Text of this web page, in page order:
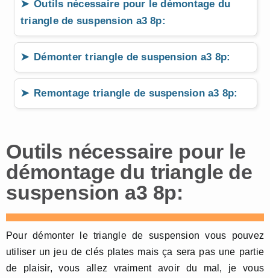
Outils nécessaire pour le démontage du
triangle de suspension a3 8p:
Démonter triangle de suspension a3 8p:
Remontage triangle de suspension a3 8p:
Outils nécessaire pour le
démontage du triangle de
suspension a3 8p:
Pour démonter le triangle de suspension vous pouvez
utiliser un jeu de clés plates mais ça sera pas une partie
de plaisir, vous allez vraiment avoir du mal, je vous